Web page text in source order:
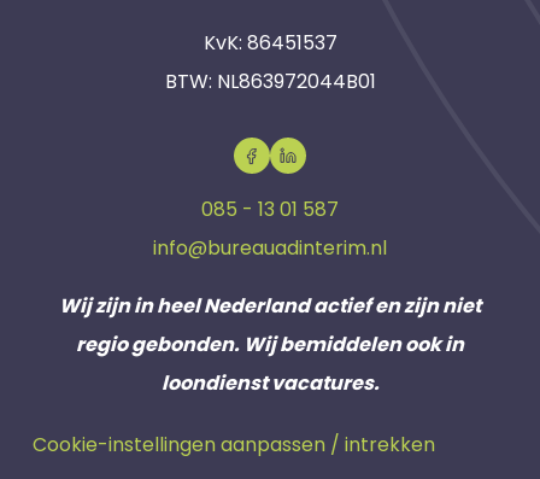
KvK: 86451537
BTW: NL863972044B01
085 - 13 01 587
info@bureauadinterim.nl
Wij zijn in heel Nederland actief en zijn niet
regio gebonden. Wij bemiddelen ook in
loondienst vacatures.
Cookie-instellingen aanpassen / intrekken